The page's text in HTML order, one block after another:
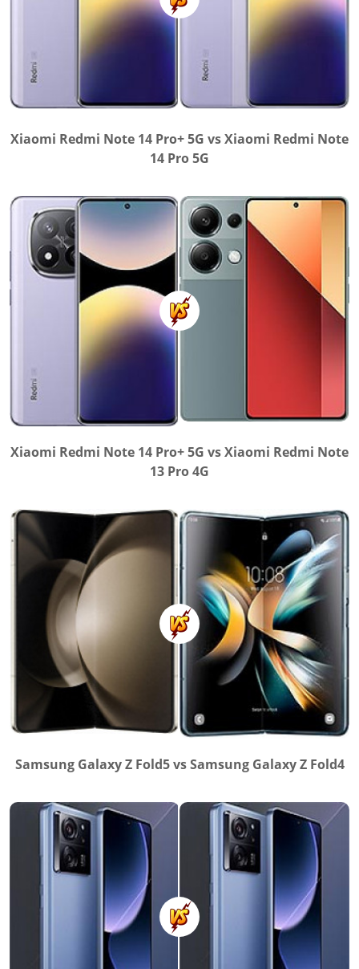
Xiaomi Redmi Note 14 Pro+ 5G vs Xiaomi Redmi Note
14 Pro 5G
Xiaomi Redmi Note 14 Pro+ 5G vs Xiaomi Redmi Note
13 Pro 4G
Samsung Galaxy Z Fold5 vs Samsung Galaxy Z Fold4